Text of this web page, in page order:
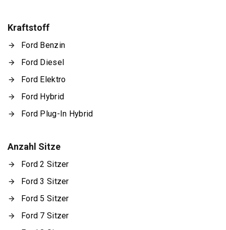
Kraftstoff
Ford Benzin
Ford Diesel
Ford Elektro
Ford Hybrid
Ford Plug-In Hybrid
Anzahl Sitze
Ford 2 Sitzer
Ford 3 Sitzer
Ford 5 Sitzer
Ford 7 Sitzer